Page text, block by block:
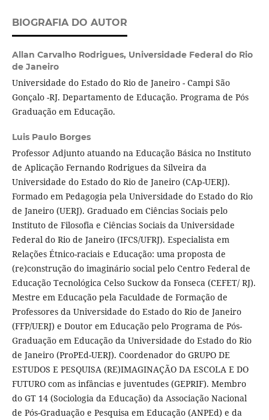
BIOGRAFIA DO AUTOR
Allan Carvalho Rodrigues, Universidade Federal do Rio
de Janeiro
Universidade do Estado do Rio de Janeiro - Campi São
Gonçalo -RJ. Departamento de Educação. Programa de Pós
Graduação em Educação.
Luis Paulo Borges
Professor Adjunto atuando na Educação Básica no Instituto
de Aplicação Fernando Rodrigues da Silveira da
Universidade do Estado do Rio de Janeiro (CAp-UERJ).
Formado em Pedagogia pela Universidade do Estado do Rio
de Janeiro (UERJ). Graduado em Ciências Sociais pelo
Instituto de Filosofia e Ciências Sociais da Universidade
Federal do Rio de Janeiro (IFCS/UFRJ). Especialista em
Relações Étnico-raciais e Educação: uma proposta de
(re)construção do imaginário social pelo Centro Federal de
Educação Tecnológica Celso Suckow da Fonseca (CEFET/ RJ).
Mestre em Educação pela Faculdade de Formação de
Professores da Universidade do Estado do Rio de Janeiro
(FFP/UERJ) e Doutor em Educação pelo Programa de Pós-
Graduação em Educação da Universidade do Estado do Rio
de Janeiro (ProPEd-UERJ). Coordenador do GRUPO DE
ESTUDOS E PESQUISA (RE)IMAGINAÇÃO DA ESCOLA E DO
FUTURO com as infâncias e juventudes (GEPRIF). Membro
do GT 14 (Sociologia da Educação) da Associação Nacional
de Pós-Graduação e Pesquisa em Educação (ANPEd) e da